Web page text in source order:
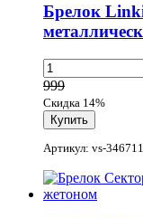
Брелок
999
Скидка 14%
Артикул: vs-346711